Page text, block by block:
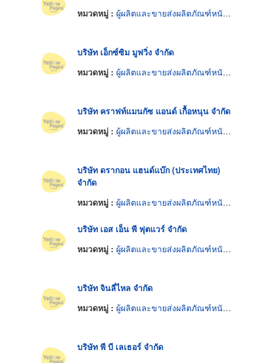
หมวดหมู่ : ผู้ผลิตและขายส่งผลิตภัณฑ์หนังแท้
บริษัท เอ็กซ์ซิม มูฟวิ่ง จำกัด
หมวดหมู่ : ผู้ผลิตและขายส่งผลิตภัณฑ์หนังแท้
บริษัท คราฟท์แมนกัซ แอนด์ เกื้อหนุน จำกัด
หมวดหมู่ : ผู้ผลิตและขายส่งผลิตภัณฑ์หนังแท้
บริษัท ดรากอน แฮนด์แบ๊ก (ประเทศไทย)
จำกัด
หมวดหมู่ : ผู้ผลิตและขายส่งผลิตภัณฑ์หนังแท้
บริษัท เอส เอ็น พี ฟุตแวร์ จำกัด
หมวดหมู่ : ผู้ผลิตและขายส่งผลิตภัณฑ์หนังแท้
บริษัท จินลี่ไหล จำกัด
หมวดหมู่ : ผู้ผลิตและขายส่งผลิตภัณฑ์หนังแท้
บริษัท พี บี เลเธอร์ จำกัด